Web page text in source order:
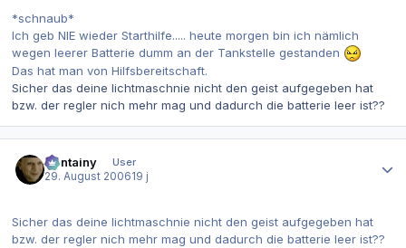
*schnaub*
Ich geb NIE wieder Starthilfe..... heute morgen bin ich nämlich
wegen leerer Batterie dumm an der Tankstelle gestanden
Das hat man von Hilfsbereitschaft.
Sicher das deine lichtmaschnie nicht den geist aufgegeben hat
bzw. der regler nich mehr mag und dadurch die batterie leer ist??
Containy
User
29. August 200619 j
Sicher das deine lichtmaschnie nicht den geist aufgegeben hat
bzw. der regler nich mehr mag und dadurch die batterie leer ist??